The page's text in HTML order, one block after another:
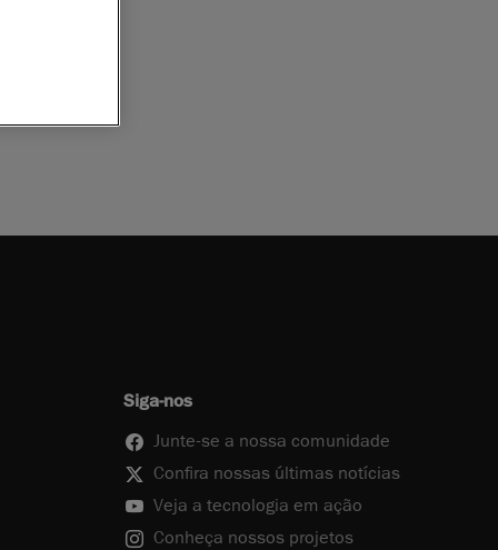
Siga-nos
Junte-se a nossa comunidade
Confira nossas últimas notícias
Veja a tecnologia em ação
Conheça nossos projetos